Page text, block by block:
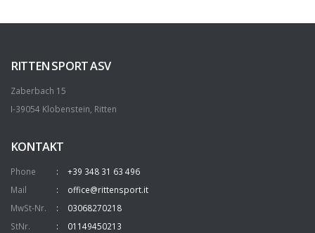
RITTEN SPORT ASV
Zaberbach 15
I-39054 Klobenstein, Ritten
KONTAKT
Phone
+39 348 31 63 496
Mail
office@rittensport.it
MwSt-Nr.
03068270218
StNr.
01149450213